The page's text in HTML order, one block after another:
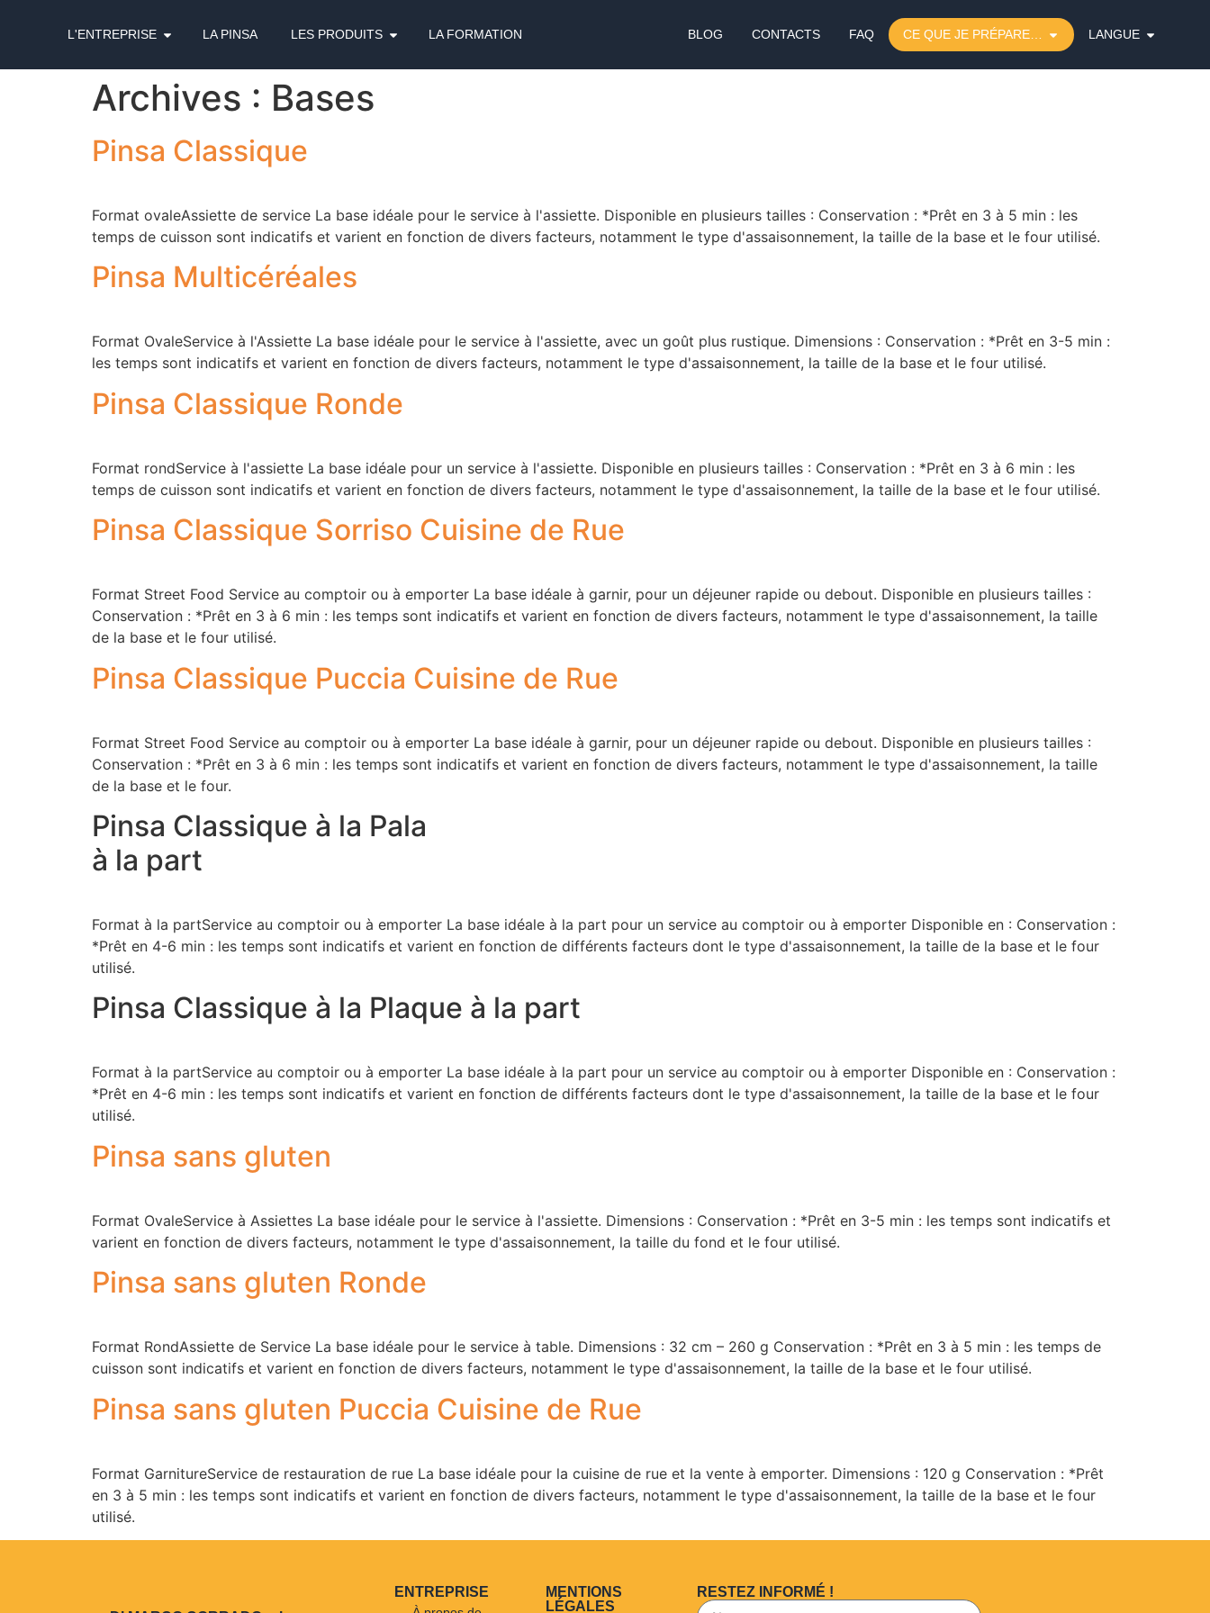
L'ENTREPRISE LA PINSA LES PRODUITS LA FORMATION BLOG CONTACTS FAQ CE QUE JE PRÉPARE… LANGUE
Archives : Bases
Pinsa Classique
Format ovaleAssiette de service La base idéale pour le service à l'assiette. Disponible en plusieurs tailles : Conservation : *Prêt en 3 à 5 min : les
temps de cuisson sont indicatifs et varient en fonction de divers facteurs, notamment le type d'assaisonnement, la taille de la base et le four utilisé.
Pinsa Multicéréales
Format OvaleService à l'Assiette La base idéale pour le service à l'assiette, avec un goût plus rustique. Dimensions : Conservation : *Prêt en 3-5 min :
les temps sont indicatifs et varient en fonction de divers facteurs, notamment le type d'assaisonnement, la taille de la base et le four utilisé.
Pinsa Classique Ronde
Format rondService à l'assiette La base idéale pour un service à l'assiette. Disponible en plusieurs tailles : Conservation : *Prêt en 3 à 6 min : les
temps de cuisson sont indicatifs et varient en fonction de divers facteurs, notamment le type d'assaisonnement, la taille de la base et le four utilisé.
Pinsa Classique Sorriso Cuisine de Rue
Format Street Food Service au comptoir ou à emporter La base idéale à garnir, pour un déjeuner rapide ou debout. Disponible en plusieurs tailles :
Conservation : *Prêt en 3 à 6 min : les temps sont indicatifs et varient en fonction de divers facteurs, notamment le type d'assaisonnement, la taille
de la base et le four utilisé.
Pinsa Classique Puccia Cuisine de Rue
Format Street Food Service au comptoir ou à emporter La base idéale à garnir, pour un déjeuner rapide ou debout. Disponible en plusieurs tailles :
Conservation : *Prêt en 3 à 6 min : les temps sont indicatifs et varient en fonction de divers facteurs, notamment le type d'assaisonnement, la taille
de la base et le four.
Pinsa Classique à la Pala
à la part
Format à la partService au comptoir ou à emporter La base idéale à la part pour un service au comptoir ou à emporter Disponible en : Conservation :
*Prêt en 4-6 min : les temps sont indicatifs et varient en fonction de différents facteurs dont le type d'assaisonnement, la taille de la base et le four
utilisé.
Pinsa Classique à la Plaque à la part
Format à la partService au comptoir ou à emporter La base idéale à la part pour un service au comptoir ou à emporter Disponible en : Conservation :
*Prêt en 4-6 min : les temps sont indicatifs et varient en fonction de différents facteurs dont le type d'assaisonnement, la taille de la base et le four
utilisé.
Pinsa sans gluten
Format OvaleService à Assiettes La base idéale pour le service à l'assiette. Dimensions : Conservation : *Prêt en 3-5 min : les temps sont indicatifs et
varient en fonction de divers facteurs, notamment le type d'assaisonnement, la taille du fond et le four utilisé.
Pinsa sans gluten Ronde
Format RondAssiette de Service La base idéale pour le service à table. Dimensions : 32 cm – 260 g Conservation : *Prêt en 3 à 5 min : les temps de
cuisson sont indicatifs et varient en fonction de divers facteurs, notamment le type d'assaisonnement, la taille de la base et le four utilisé.
Pinsa sans gluten Puccia Cuisine de Rue
Format GarnitureService de restauration de rue La base idéale pour la cuisine de rue et la vente à emporter. Dimensions : 120 g Conservation : *Prêt
en 3 à 5 min : les temps sont indicatifs et varient en fonction de divers facteurs, notamment le type d'assaisonnement, la taille de la base et le four
utilisé.
ENTREPRISE
MENTIONS
LÉGALES
RESTEZ INFORMÉ !